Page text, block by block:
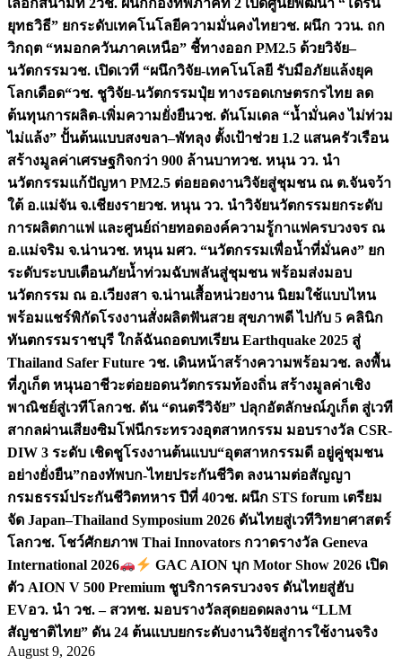
เลือกสนามที่ 2วช. ผนึกกองทัพภาคที่ 2 เปิดศูนย์พัฒนา “โดรน
ยุทธวิธี” ยกระดับเทคโนโลยีความมั่นคงไทยวช. ผนึก ววน. ถก
วิกฤต “หมอกควันภาคเหนือ” ชี้ทางออก PM2.5 ด้วยวิจัย–
นวัตกรรมวช. เปิดเวที “ผนึกวิจัย-เทคโนโลยี รับมือภัยแล้งยุค
โลกเดือด“วช. ชูวิจัย-นวัตกรรมปุ๋ย ทางรอดเกษตรกรไทย ลด
ต้นทุนการผลิต-เพิ่มความยั่งยืนวช. ดันโมเดล “น้ำมั่นคง ไม่ท่วม
ไม่แล้ง” ปั้นต้นแบบสงขลา–พัทลุง ตั้งเป้าช่วย 1.2 แสนครัวเรือน
สร้างมูลค่าเศรษฐกิจกว่า 900 ล้านบาทวช. หนุน วว. นำ
นวัตกรรมแก้ปัญหา PM2.5 ต่อยอดงานวิจัยสู่ชุมชน ณ ต.จันจว้า
ใต้ อ.แม่จัน จ.เชียงรายวช. หนุน วว. นำวิจัยนวัตกรรมยกระดับ
การผลิตกาแฟ และศูนย์ถ่ายทอดองค์ความรู้กาแฟครบวงจร ณ
อ.แม่จริม จ.น่านวช. หนุน มศว. “นวัตกรรมเพื่อน้ำที่มั่นคง” ยก
ระดับระบบเตือนภัยน้ำท่วมฉับพลันสู่ชุมชน พร้อมส่งมอบ
นวัตกรรม ณ อ.เวียงสา จ.น่านเสื้อหน่วยงาน นิยมใช้แบบไหน
พร้อมแชร์พิกัดโรงงานสั่งผลิตฟันสวย สุขภาพดี ไปกับ 5 คลินิก
ทันตกรรมราชบุรี ใกล้ฉันถอดบทเรียน Earthquake 2025 สู่
Thailand Safer Future วช. เดินหน้าสร้างความพร้อมวช. ลงพื้น
ที่ภูเก็ต หนุนอาชีวะต่อยอดนวัตกรรมท้องถิ่น สร้างมูลค่าเชิง
พาณิชย์สู่เวทีโลกวช. ดัน “ดนตรีวิจัย” ปลุกอัตลักษณ์ภูเก็ต สู่เวที
สากลผ่านเสียงซิมโฟนีกระทรวงอุตสาหกรรม มอบรางวัล CSR-
DIW 3 ระดับ เชิดชูโรงงานต้นแบบ“อุตสาหกรรมดี อยู่คู่ชุมชน
อย่างยั่งยืน”กองทัพบก-ไทยประกันชีวิต ลงนามต่อสัญญา
กรมธรรม์ประกันชีวิตทหาร ปีที่ 40วช. ผนึก STS forum เตรียม
จัด Japan–Thailand Symposium 2026 ดันไทยสู่เวทีวิทยาศาสตร์
โลกวช. โชว์ศักยภาพ Thai Innovators กวาดรางวัล Geneva
International 2026
GAC AION บุก Motor Show 2026 เปิด
ตัว AION V 500 Premium ชูบริการครบวงจร ดันไทยสู่ฮับ
EVอว. นำ วช. – สวทช. มอบรางวัลสุดยอดผลงาน “LLM
สัญชาติไทย” ดัน 24 ต้นแบบยกระดับงานวิจัยสู่การใช้งานจริง
August 9, 2026